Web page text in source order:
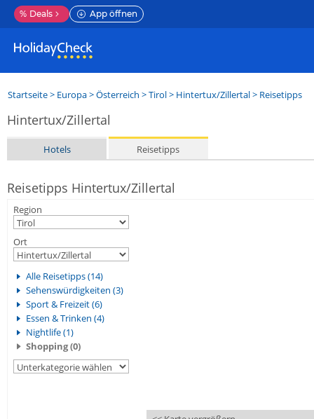
% Deals App öffnen
Startseite> Europa>Österreich >Tirol> Hintertux/Zillertal> Reisetipps
Hintertux/Zillertal
Hotels Reisetipps
Reisetipps Hintertux/Zillertal
Region
Ort
Alle Reisetipps (14)
Sehenswürdigkeiten (3)
Sport & Freizeit (6)
Essen & Trinken (4)
Nightlife (1)
Shopping (0)